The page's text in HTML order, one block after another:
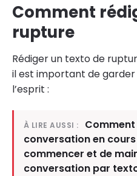
Comment
rupture
Rédiger un texto de
il est important de
l’esprit :
À LIRE AUSSI :
conversation en
commencer et de
conversation par